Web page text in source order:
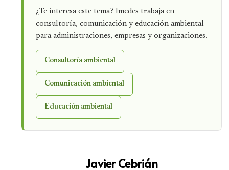
¿Te interesa este tema? Imedes trabaja en
consultoría, comunicación y educación ambiental
para administraciones, empresas y organizaciones.
Consultoría ambiental
Comunicación ambiental
Educación ambiental
Javier Cebrián